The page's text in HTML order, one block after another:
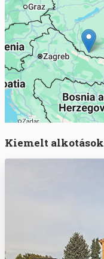
Kiemelt alkotások